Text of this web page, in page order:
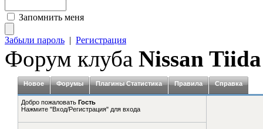
Запомнить меня
Забыли пароль | Регистрация
Форум клуба Nissan Tiida
Новое Форумы Плагины Статистика Правила Справка
Добро пожаловать Гость
Нажмите "Вход/Регистрация" для входа